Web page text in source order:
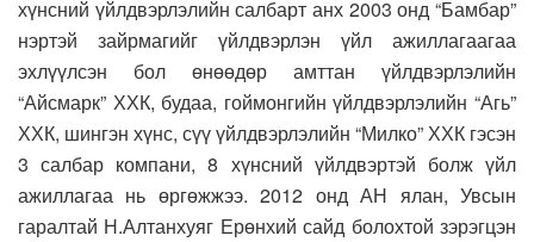
хүнсний үйлдвэрлэлийн салбарт анх 2003 онд “Бамбар”
нэртэй зайрмагийг үйлдвэрлэн үйл ажиллагаагаа
эхлүүлсэн бол өнөөдөр амттан үйлдвэрлэлийн
“Айсмарк” ХХК, будаа, гоймонгийн үйлдвэрлэлийн “Агь”
ХХК, шингэн хүнс, сүү үйлдвэрлэлийн “Милко” ХХК гэсэн
3 салбар компани, 8 хүнсний үйлдвэртэй болж үйл
ажиллагаа нь өргөжжээ. 2012 онд АН ялан, Увсын
гаралтай Н.Алтанхуяг Ерөнхий сайд болохтой зэрэгцэн